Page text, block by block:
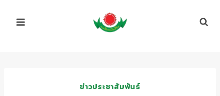
ข่าวประชาสัมพันธ์